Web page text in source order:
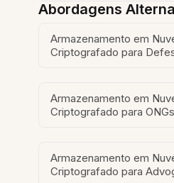
Abordagens
Armazenamento em
Criptografado para
Armazenamento em
Criptografado para ONGs
Armazenamento em
Criptografado para